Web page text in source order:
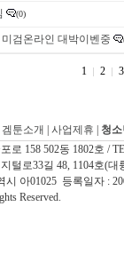
(0)
검온라인 대박이벤중
1 2 3
겜툰소개 사업제휴
청
로 158 502동 1802호 /
털로33길 48, 1104호(대
아01025 등록일자 :
Reserved.